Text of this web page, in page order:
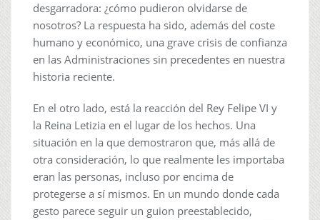
desgarradora: ¿cómo pudieron olvidarse de
nosotros? La respuesta ha sido, además del coste
humano y económico, una grave crisis de confianza
en las Administraciones sin precedentes en nuestra
historia reciente.
En el otro lado, está la reacción del Rey Felipe VI y
la Reina Letizia en el lugar de los hechos. Una
situación en la que demostraron que, más allá de
otra consideración, lo que realmente les importaba
eran las personas, incluso por encima de
protegerse a sí mismos. En un mundo donde cada
gesto parece seguir un guion preestablecido,